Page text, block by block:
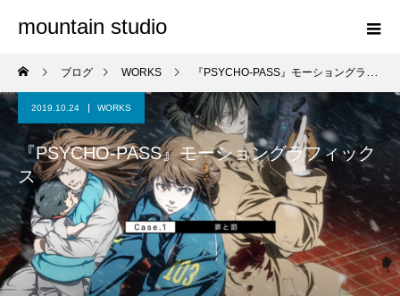
mountain studio
ブログ WORKS 『PSYCHO-PASS』モーショングラフィックス
2019.10.24 WORKS
『PSYCHO-PASS』モーショングラフィック
ス